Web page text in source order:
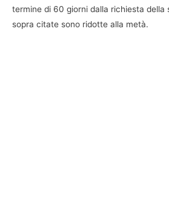
termine di 60 giorni dalla richiesta della
sopra citate sono ridotte alla metà.